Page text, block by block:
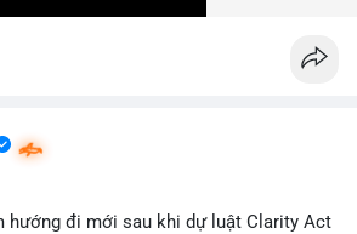
hướng đi mới sau khi dự luật Clarity Act